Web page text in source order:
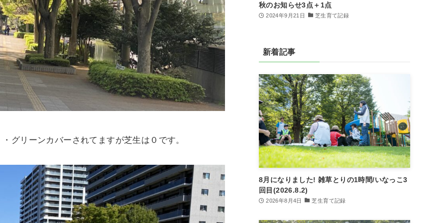
グリーンカバーされてますが芝生は０です。
秋のお知らせ3点＋1点
2024年9月21日 芝生育て記録
新着記事
8月になりました! 雑草とりの1時間/いなっこ3
回目(2026.8.2)
2026年8月4日 芝生育て記録